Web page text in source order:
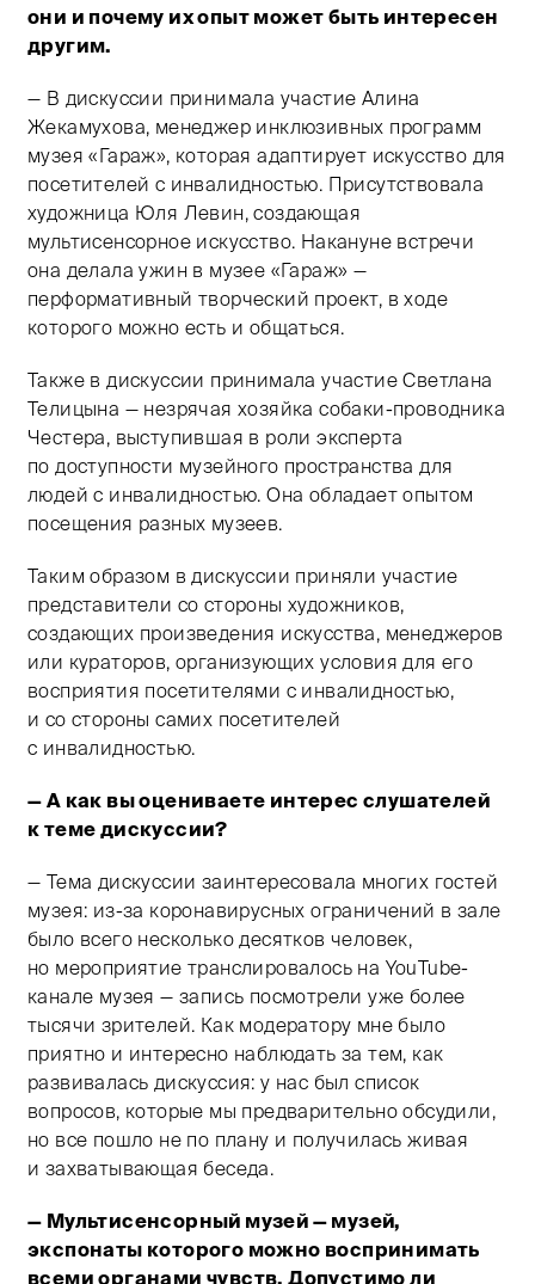
они и почему их опыт может быть интересен
другим.
— В дискуссии принимала участие Алина
Жекамухова, менеджер инклюзивных программ
музея «Гараж», которая адаптирует искусство для
посетителей с инвалидностью. Присутствовала
художница Юля Левин, создающая
мультисенсорное искусство. Накануне встречи
она делала ужин в музее «Гараж» —
перформативный творческий проект, в ходе
которого можно есть и общаться.
Также в дискуссии принимала участие Светлана
Телицына — незрячая хозяйка собаки-проводника
Честера, выступившая в роли эксперта
по доступности музейного пространства для
людей с инвалидностью. Она обладает опытом
посещения разных музеев.
Таким образом в дискуссии приняли участие
представители со стороны художников,
создающих произведения искусства, менеджеров
или кураторов, организующих условия для его
восприятия посетителями с инвалидностью,
и со стороны самих посетителей
с инвалидностью.
— А как вы оцениваете интерес слушателей
к теме дискуссии?
— Тема дискуссии заинтересовала многих гостей
музея: из-за коронавирусных ограничений в зале
было всего несколько десятков человек,
но мероприятие транслировалось на YouTube-
канале музея — запись посмотрели уже более
тысячи зрителей. Как модератору мне было
приятно и интересно наблюдать за тем, как
развивалась дискуссия: у нас был список
вопросов, которые мы предварительно обсудили,
но все пошло не по плану и получилась живая
и захватывающая беседа.
— Мультисенсорный музей — музей,
экспонаты которого можно воспринимать
всеми органами чувств. Допустимо ли